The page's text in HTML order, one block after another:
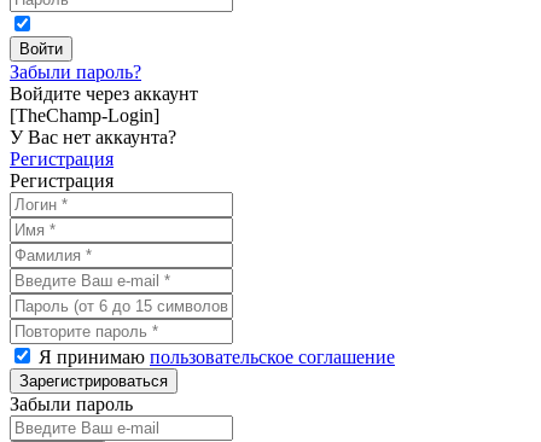
Забыли пароль?
Войдите через аккаунт
[TheChamp-Login]
У Вас нет аккаунта?
Регистрация
Регистрация
Я принимаю пользовательское соглашение
Забыли пароль